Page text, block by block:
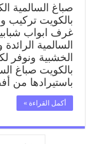
صباغ السالمية
بالكويت تركيب
غرف ابواب
السالمية
الخشبية ونوفر
بالكويت صباغ
باستيرادها من
أكمل القراءة »